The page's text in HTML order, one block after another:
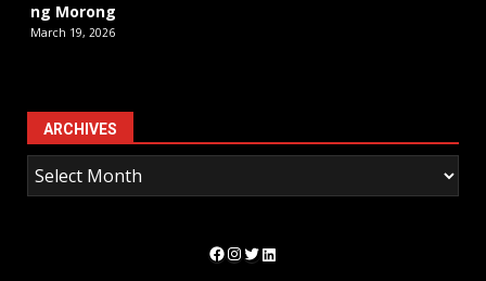
ng Morong
March 19, 2026
ARCHIVES
Facebook
Instagram
Twitter
LinkedIn